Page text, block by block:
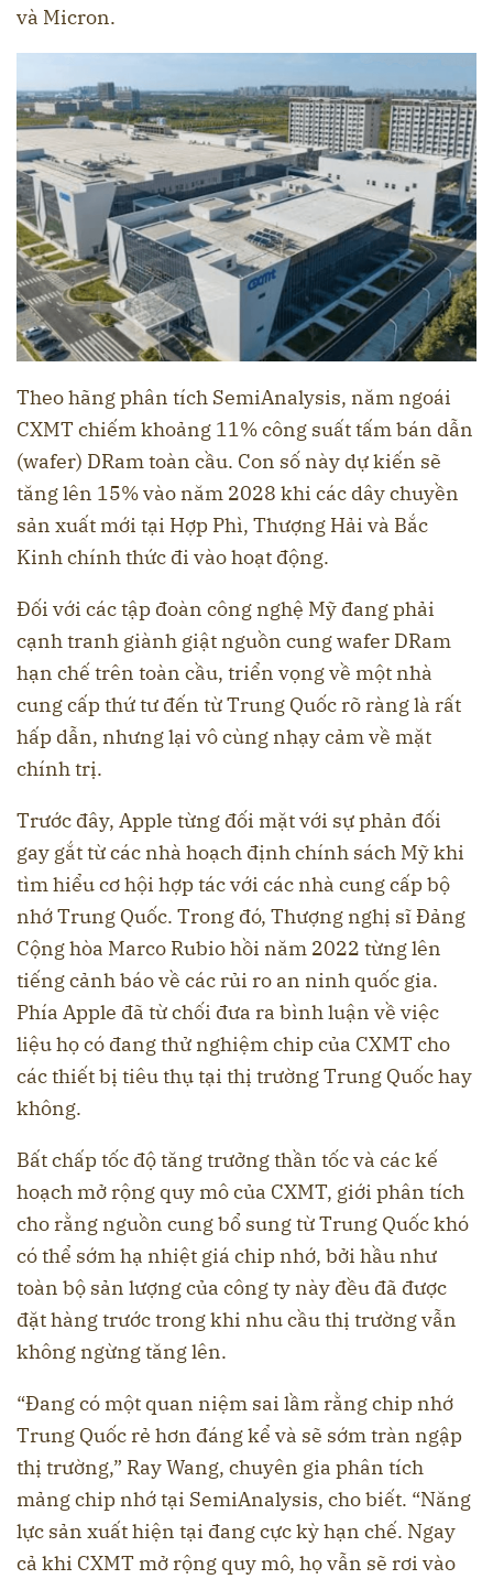
và Micron.
Theo hãng phân tích SemiAnalysis, năm ngoái
CXMT chiếm khoảng 11% công suất tấm bán dẫn
(wafer) DRam toàn cầu. Con số này dự kiến sẽ
tăng lên 15% vào năm 2028 khi các dây chuyền
sản xuất mới tại Hợp Phì, Thượng Hải và Bắc
Kinh chính thức đi vào hoạt động.
Đối với các tập đoàn công nghệ Mỹ đang phải
cạnh tranh giành giật nguồn cung wafer DRam
hạn chế trên toàn cầu, triển vọng về một nhà
cung cấp thứ tư đến từ Trung Quốc rõ ràng là rất
hấp dẫn, nhưng lại vô cùng nhạy cảm về mặt
chính trị.
Trước đây, Apple từng đối mặt với sự phản đối
gay gắt từ các nhà hoạch định chính sách Mỹ khi
tìm hiểu cơ hội hợp tác với các nhà cung cấp bộ
nhớ Trung Quốc. Trong đó, Thượng nghị sĩ Đảng
Cộng hòa Marco Rubio hồi năm 2022 từng lên
tiếng cảnh báo về các rủi ro an ninh quốc gia.
Phía Apple đã từ chối đưa ra bình luận về việc
liệu họ có đang thử nghiệm chip của CXMT cho
các thiết bị tiêu thụ tại thị trường Trung Quốc hay
không.
Bất chấp tốc độ tăng trưởng thần tốc và các kế
hoạch mở rộng quy mô của CXMT, giới phân tích
cho rằng nguồn cung bổ sung từ Trung Quốc khó
có thể sớm hạ nhiệt giá chip nhớ, bởi hầu như
toàn bộ sản lượng của công ty này đều đã được
đặt hàng trước trong khi nhu cầu thị trường vẫn
không ngừng tăng lên.
“Đang có một quan niệm sai lầm rằng chip nhớ
Trung Quốc rẻ hơn đáng kể và sẽ sớm tràn ngập
thị trường,” Ray Wang, chuyên gia phân tích
mảng chip nhớ tại SemiAnalysis, cho biết. “Năng
lực sản xuất hiện tại đang cực kỳ hạn chế. Ngay
cả khi CXMT mở rộng quy mô, họ vẫn sẽ rơi vào